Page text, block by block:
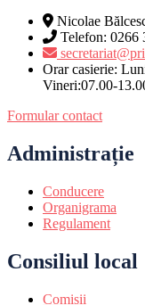
Nicolae
Telefon: 0266
Orar casierie:
Vineri:07.00-
Formular contact
Administrație
Conducere
Organigrama
Regulament
Consiliul local
Comisii